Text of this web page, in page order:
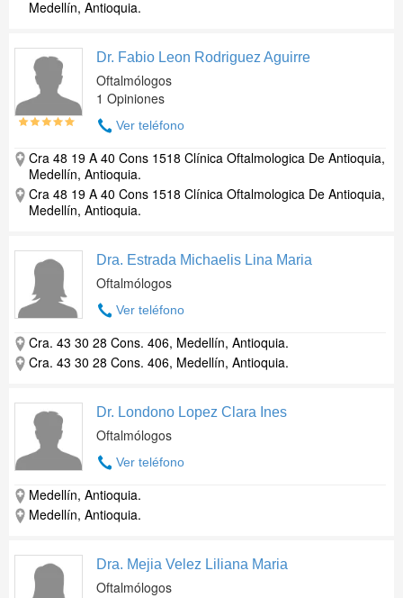
Medellín, Antioquia.
Dr. Fabio Leon Rodriguez Aguirre
Oftalmólogos
1 Opiniones
Ver teléfono
Cra 48 19 A 40 Cons 1518 Clínica Oftalmologica De Antioquia,
Medellín, Antioquia.
Cra 48 19 A 40 Cons 1518 Clínica Oftalmologica De Antioquia,
Medellín, Antioquia.
Dra. Estrada Michaelis Lina Maria
Oftalmólogos
Ver teléfono
Cra. 43 30 28 Cons. 406, Medellín, Antioquia.
Cra. 43 30 28 Cons. 406, Medellín, Antioquia.
Dr. Londono Lopez Clara Ines
Oftalmólogos
Ver teléfono
Medellín, Antioquia.
Medellín, Antioquia.
Dra. Mejia Velez Liliana Maria
Oftalmólogos